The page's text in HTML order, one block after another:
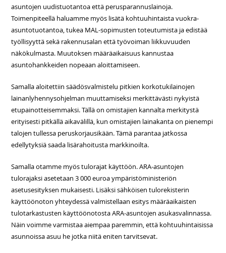
asuntojen uudistuotantoa että perusparannuslainoja.
Toimenpiteellä haluamme myös lisätä kohtuuhintaista vuokra-
asuntotuotantoa, tukea MAL-sopimusten toteutumista ja edistää
työllisyyttä sekä rakennusalan että työvoiman liikkuvuuden
näkökulmasta. Muutoksen määräaikaisuus kannustaa
asuntohankkeiden nopeaan aloittamiseen.
Samalla aloitettiin säädösvalmistelu pitkien korkotukilainojen
lainanlyhennysohjelman muuttamiseksi merkittävästi nykyistä
etupainotteisemmaksi. Tällä on omistajien kannalta merkitystä
erityisesti pitkällä aikavälillä, kun omistajien lainakanta on pienempi
talojen tullessa peruskorjausikään. Tämä parantaa jatkossa
edellytyksiä saada lisärahoitusta markkinoilta.
Samalla otamme myös tulorajat käyttöön. ARA-asuntojen
tulorajaksi asetetaan 3 000 euroa ympäristöministeriön
asetusesityksen mukaisesti. Lisäksi sähköisen tulorekisterin
käyttöönoton yhteydessä valmistellaan esitys määräaikaisten
tulotarkastusten käyttöönotosta ARA-asuntojen asukasvalinnassa.
Näin voimme varmistaa aiempaa paremmin, että kohtuuhintaisissa
asunnoissa asuu he jotka niitä eniten tarvitsevat.